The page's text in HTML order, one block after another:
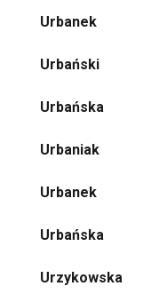
Urbanek
Urbański
Urbańska
Urbaniak
Urbanek
Urbańska
Urzykowska